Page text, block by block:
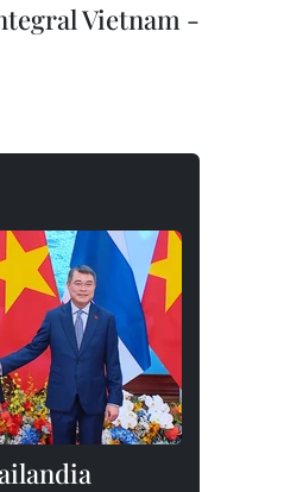
Vietnam -